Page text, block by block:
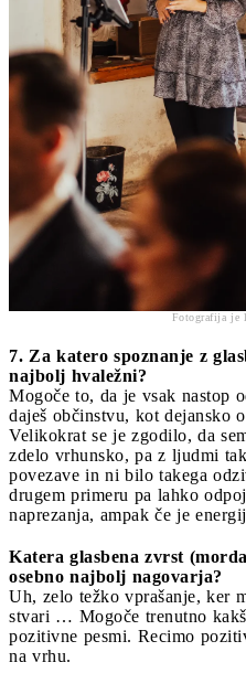
Fotografija je
7. Za katero spoznanje z
najbolj hvaležni?
Mogoče to, da je vsak nastop
daješ občinstvu, kot dejansko
Velikokrat se je zgodilo, da
zdelo vrhunsko, pa z ljudmi
povezave in ni bilo takega
drugem primeru pa lahko
naprezanja, ampak če je
Katera glasbena zvrst
osebno najbolj nagovarja?
Uh, zelo težko vprašanje, ker
stvari … Mogoče trenutno
pozitivne pesmi. Recimo
na vrhu.